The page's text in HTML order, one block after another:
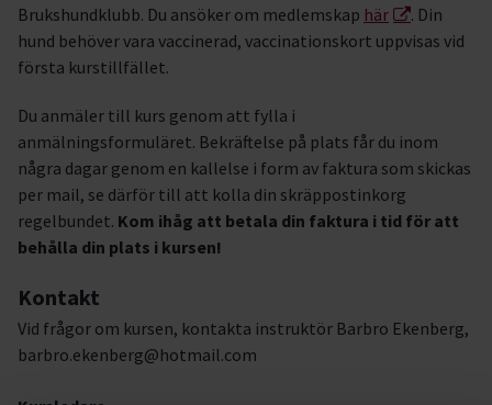
Brukshundklubb. Du ansöker om medlemskap här
. Din
hund behöver vara vaccinerad, vaccinationskort uppvisas vid
första kurstillfället.
Du anmäler till kurs genom att fylla i
anmälningsformuläret. Bekräftelse på plats får du inom
några dagar genom en kallelse i form av faktura som skickas
per mail, se därför till att kolla din skräppostinkorg
regelbundet. Kom ihåg att betala din faktura i tid för att
behålla din plats i kursen!
Kontakt
Vid frågor om kursen, kontakta instruktör Barbro Ekenberg,
barbro.ekenberg@hotmail.com